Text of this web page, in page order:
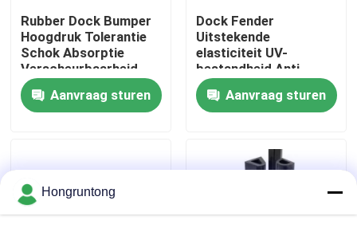
Kwaliteitscontrole
Vraag een offerte
Yokohama rubberstootkussen
Pneumatisch Rubberstootkussen
Rubber Dock Bumper
Hoogdruk Tolerantie
Schok Absorptie
Verscheurbaarheid
Aanvraag sturen
Dock Fender
Uitstekende
elasticiteit UV-
bestandheid Anti-
aging Hoge
duurzaamheid
Aanvraag sturen
Hongruntong